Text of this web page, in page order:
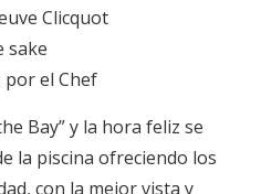
Clicquot
sake
por el Chef
Bay” y la hora feliz se
la piscina ofreciendo los
con la mejor vista y